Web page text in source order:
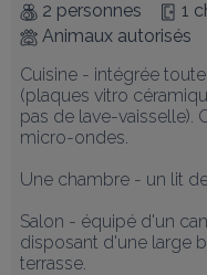
2 personnes 1
Animaux autorisés
Cuisine - intégrée
(plaques vitro
pas de lave-vaisselle).
micro-ondes.
Une chambre - un lit
Salon - équipé d'un
disposant d'une large
terrasse.